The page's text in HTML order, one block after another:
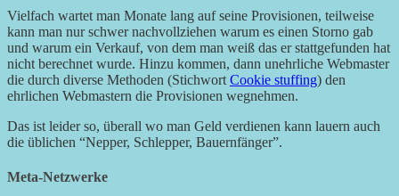
Vielfach wartet man Monate lang auf seine Provisionen, teilweise
kann man nur schwer nachvollziehen warum es einen Storno gab
und warum ein Verkauf, von dem man weiß das er stattgefunden hat
nicht berechnet wurde. Hinzu kommen, dann unehrliche Webmaster
die durch diverse Methoden (Stichwort Cookie stuffing) den
ehrlichen Webmastern die Provisionen wegnehmen.
Das ist leider so, überall wo man Geld verdienen kann lauern auch
die üblichen “Nepper, Schlepper, Bauernfänger”.
Meta-Netzwerke